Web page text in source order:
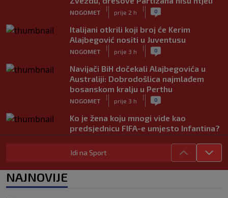
NOGOMET
|
prije 2 h
| 0
Italijani otkrili koji broj će Kerim
Alajbegović nositi u Juventusu
NOGOMET
|
prije 3 h
| 0
Navijači BiH dočekali Alajbegovića u
Australiji: Dobrodošlica najmlađem
bosanskom kralju u Perthu
NOGOMET
|
prije 3 h
| 0
Ko je žena koju mnogi vide kao
predsjednicu FIFA-e umjesto Infantina?
Uskoro mi mogla promijeniti svjetski
nogomet
|
Idi na Sport
NAJNOVIJE